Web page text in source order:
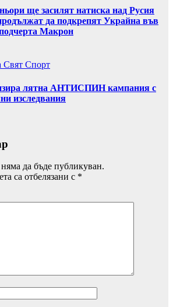
ще засилят натиска над Русия
да подкрепят Украйна във
Макрон
Свят Спорт
лятна АНТИСПИН кампания с
изследвания
да бъде публикуван.
са отбелязани с *